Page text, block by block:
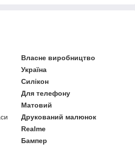
Власне виробництво
Україна
Силікон
Для телефону
Матовий
Друкований малюнок
Realme
Бампер